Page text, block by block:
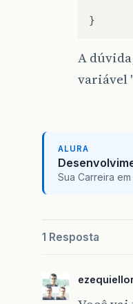
}
A
variável
ALURA
Sua Carreira
1 Resposta